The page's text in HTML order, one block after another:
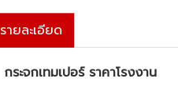
รายละเอียด
กระจกเทมเปอร์ ราคาโรงงาน